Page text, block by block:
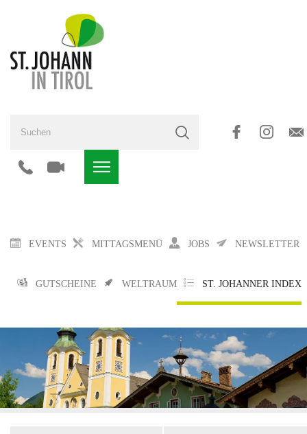
EVENTS MITTAGSMENÜ JOBS NEWSLETTER
GUTSCHEINE WELTRAUM ST. JOHANNER INDEX